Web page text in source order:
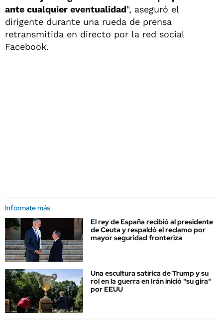
ante cualquier eventualidad", aseguró el
dirigente durante una rueda de prensa
retransmitida en directo por la red social
Facebook.
Informate más
El rey de España recibió al presidente
de Ceuta y respaldó el reclamo por
mayor seguridad fronteriza
Una escultura satírica de Trump y su
rol en la guerra en Irán inició "su gira"
por EEUU